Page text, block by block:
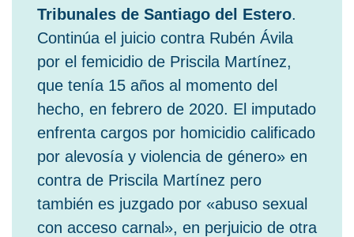
Tribunales de Santiago del Estero.
Continúa el juicio contra Rubén Ávila
por el femicidio de Priscila Martínez,
que tenía 15 años al momento del
hecho, en febrero de 2020. El imputado
enfrenta cargos por homicidio calificado
por alevosía y violencia de género» en
contra de Priscila Martínez pero
también es juzgado por «abuso sexual
con acceso carnal», en perjuicio de otra